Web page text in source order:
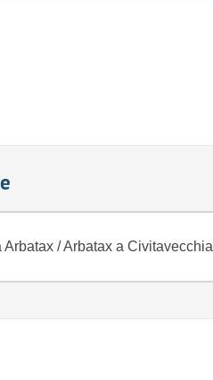
Arbatax /Arbatax a Civitavecchia